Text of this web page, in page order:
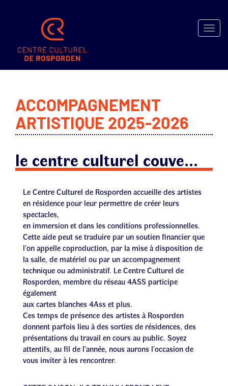
Toggle
MÉDIATHÈQUE
MICRO-
FOLIE
LOCATION
BILLETTERIE
ACCOMPAGNEMENT
ARTISTIQUE 2025-2026
le centre culturel couve...
Le Centre Culturel de Rosporden accueille des artistes
en résidence pour leur permettre de créer leurs
spectacles,
en immersion et dans les conditions professionnelles.
Cette aide peut se traduire par un soutien financier que
l’on appelle coproduction, par la mise à disposition de
la salle, de matériel ou par un accompagnement
technique ou administratif. Le Centre Culturel de
Rosporden, membre du réseau 4ASS participe
également
aux cartes blanches 4Ass et plus.
Ces temps de présence des artistes à Rosporden
donnent parfois lieu à des sorties de résidences, des
présentations du travail en cours au public. Soyez
attentifs, au fil de l’année, nous aurons l’occasion de
vous inviter à les rencontrer.